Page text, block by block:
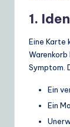
1.
Eine Karte
Symptom.
Ein
Ein